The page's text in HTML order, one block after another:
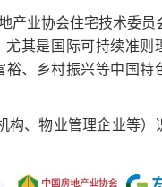
产业协会住宅技术委员
尤其是国际可持续准则
裕、乡村振兴等中国特
、物业管理企业等）